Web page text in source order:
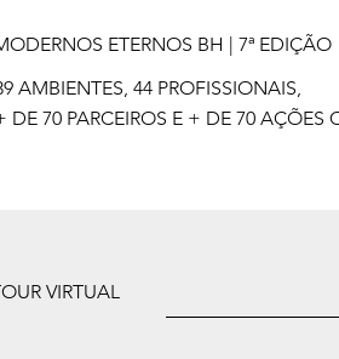
ETERNOS BH | 7ª EDIÇÃO
AMBIENTES, 44 PROFISSIONAIS,
DE 70 PARCEIROS E + DE 70 AÇÕES
VIRTUAL